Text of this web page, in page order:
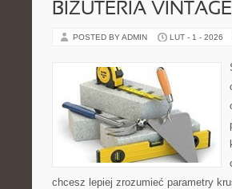
BIŻUTERIA
POSTED BY ADMIN LUT - 1 - 2026
chcesz lepiej zrozumieć parametry